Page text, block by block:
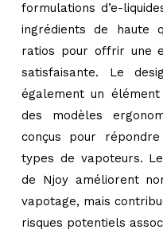
formulations d’e-
ingrédients de haute
ratios pour offrir une
satisfaisante. Le
également un
des modèles
conçus pour
types de vapoteurs.
de Njoy améliorent
vapotage, mais
risques potentiels